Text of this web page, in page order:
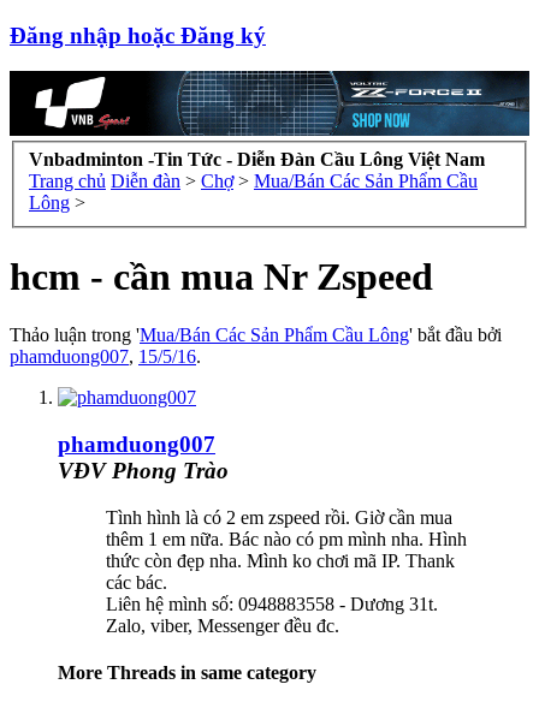
Đăng nhập hoặc Đăng ký
Vnbadminton -Tin Tức - Diễn Đàn Cầu Lông Việt Nam
Trang chủ Diễn đàn > Chợ > Mua/Bán Các Sản Phẩm Cầu
Lông >
hcm - cần mua Nr Zspeed
Thảo luận trong 'Mua/Bán Các Sản Phẩm Cầu Lông' bắt đầu bởi
phamduong007, 15/5/16.
phamduong007
VĐV Phong Trào
Tình hình là có 2 em zspeed rồi. Giờ cần mua
thêm 1 em nữa. Bác nào có pm mình nha. Hình
thức còn đẹp nha. Mình ko chơi mã IP. Thank
các bác.
Liên hệ mình số: 0948883558 - Dương 31t.
Zalo, viber, Messenger đều đc.
More Threads in same category